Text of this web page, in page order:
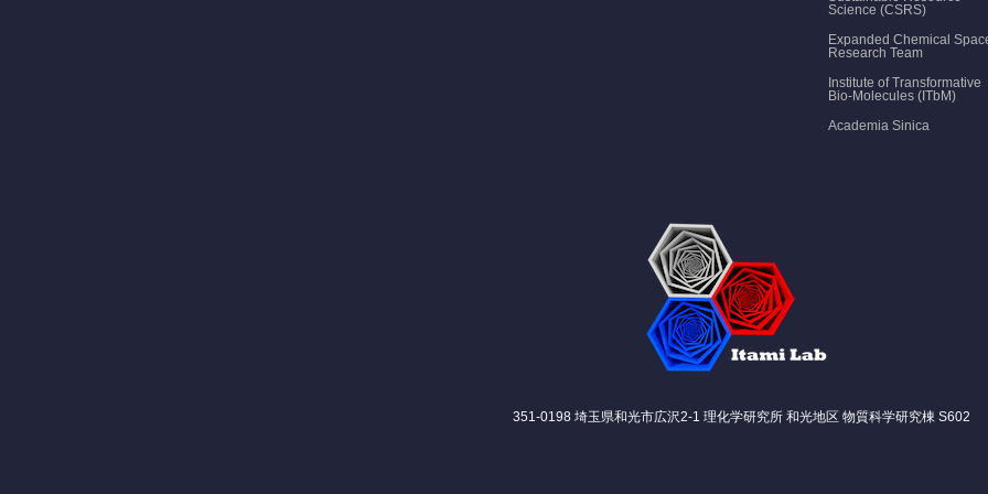
Science (CSRS)
Expanded Chemical
Research Team
Institute of Transformative
Bio-Molecules (ITbM)
Academia Sinica
351-0198 埼玉県和光市広沢2-1 理化学研究所 和光地区 物質科学研究棟 S602